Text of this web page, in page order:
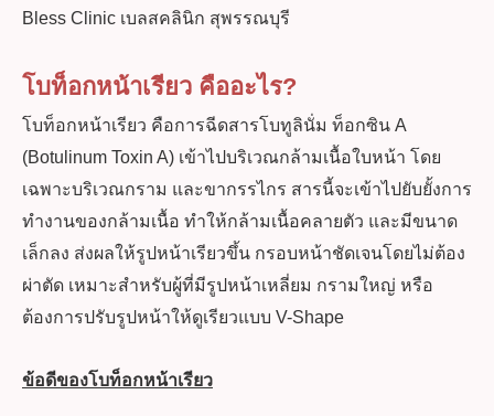
Bless Clinic เบลสคลินิก สุพรรณบุรี
โบท็อกหน้าเรียว คืออะไร?
โบท็อกหน้าเรียว คือการฉีดสารโบทูลินั่ม ท็อกซิน A
(Botulinum Toxin A) เข้าไปบริเวณกล้ามเนื้อใบหน้า โดย
เฉพาะบริเวณกราม และขากรรไกร สารนี้จะเข้าไปยับยั้งการ
ทำงานของกล้ามเนื้อ ทำให้กล้ามเนื้อคลายตัว และมีขนาด
เล็กลง ส่งผลให้รูปหน้าเรียวขึ้น กรอบหน้าชัดเจนโดยไม่ต้อง
ผ่าตัด เหมาะสำหรับผู้ที่มีรูปหน้าเหลี่ยม กรามใหญ่ หรือ
ต้องการปรับรูปหน้าให้ดูเรียวแบบ V-Shape
ข้อดีของโบท็อกหน้าเรียว